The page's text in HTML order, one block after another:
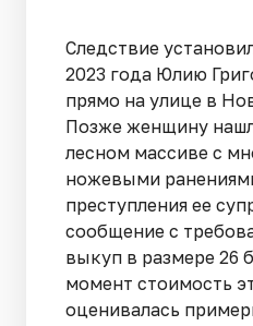
Следствие
2023 года Юлию
прямо на улице в
Позже женщину
лесном массиве с
ножевыми
преступления ее
сообщение с
выкуп в размере 26
момент стоимость
оценивалась